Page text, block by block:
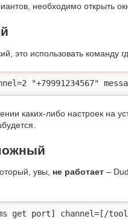
необходимо открыть
это использовать команду
"+79991234567"
каких-либо настроек на
увы, не работает –
get port] channel=[/